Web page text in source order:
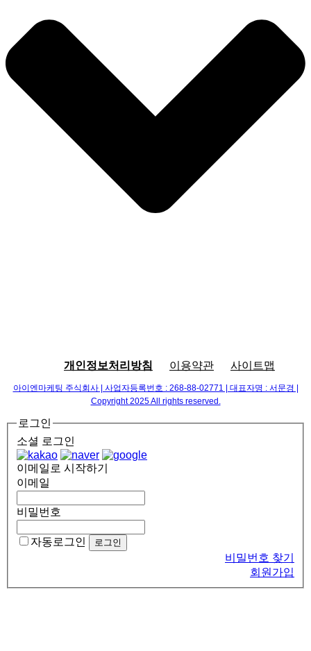
개인정보처리방침 이용약관 사이트맵
아이엔마케팅 주식회사 | 사업자등록번호 : 268-88-02771 | 대표자명 : 서문경 |
Copyright 2025 All rights reserved.
로그인
소셜 로그인
이메일로 시작하기
이메일
비밀번호
자동로그인
비밀번호 찾기
회원가입